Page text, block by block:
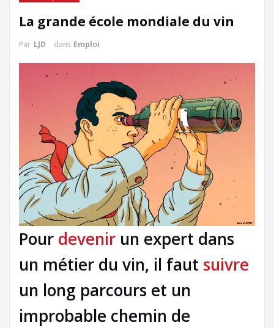
La grande école mondiale du vin
Par LJD dans Emploi
Pour devenir un expert dans
un métier du vin, il faut suivre
un long parcours et un
improbable chemin de